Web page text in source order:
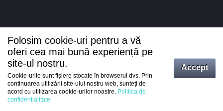
Intrați
Folosim cookie-uri pentru a vă
oferi cea mai bună experiență pe
site-ul nostru.
Cookie-urile sunt fișiere stocate în browserul dvs. Prin
continuarea utilizării site-ului nostru web, sunteți de
acord cu utilizarea cookie-urilor noastre. Politica de
confidențialitate
Accept